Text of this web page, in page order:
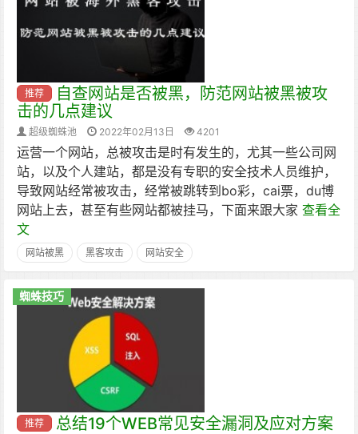
推荐
自查网站是否被黑，防范网站被黑被攻
击的几点建议
超级蜘蛛池 2022年02月13日 4201
运营一个网站，总被攻击是时有发生的，尤其一些公司网
站，以及个人建站，都是没有专职的安全技术人员维护，
导致网站经常被攻击，经常被跳转到bo彩，cai票，du博
网站上去，甚至有些网站都被挂马，下面来跟大家 查看全
文
网站被黑 黑客攻击 网站安全
蜘蛛技巧
推荐 总结19个WEB常见安全漏洞及应对方案